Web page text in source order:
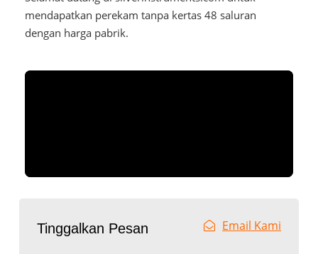
mendapatkan perekam tanpa kertas 48 saluran
dengan harga pabrik.
Tinggalkan Pesan Email Kami